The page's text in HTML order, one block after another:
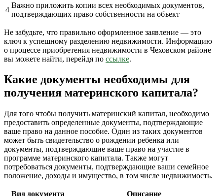
4
Важно приложить копии всех необходимых документов,
подтверждающих право собственности на объект
Не забудьте, что правильно оформленное заявление — это
ключ к успешному разделению недвижимости. Информацию
о процессе приобретения недвижимости в Чеховском районе
вы можете найти, перейдя по ссылке.
Какие документы необходимы для
получения материнского капитала?
Для того чтобы получить материнский капитал, необходимо
предоставить определенные документы, подтверждающие
ваше право на данное пособие. Один из таких документов
может быть свидетельство о рождении ребенка или
документы, подтверждающие ваше право на участие в
программе материнского капитала. Также могут
потребоваться документы, подтверждающие ваши семейное
положение, доходы и имущество, в том числе недвижимость.
Вид документа
Описание